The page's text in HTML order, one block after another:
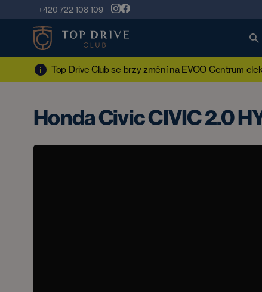
+420 722 108 109
Top Drive Club se brzy změní na EVOO Centrum
Honda Civic CIVIC 2.0